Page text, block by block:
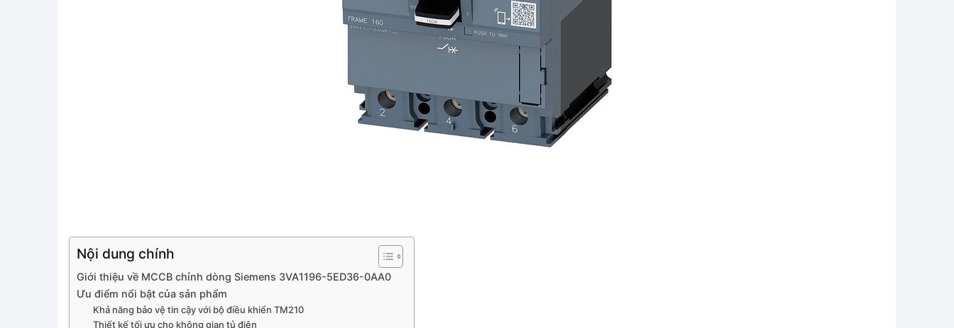
Nội dung chính
Giới thiệu về MCCB chỉnh dòng Siemens 3VA1196-5ED36-0AA0
Ưu điểm nổi bật của sản phẩm
Khả năng bảo vệ tin cậy với bộ điều khiển TM210
Thiết kế tối ưu cho không gian tủ điện